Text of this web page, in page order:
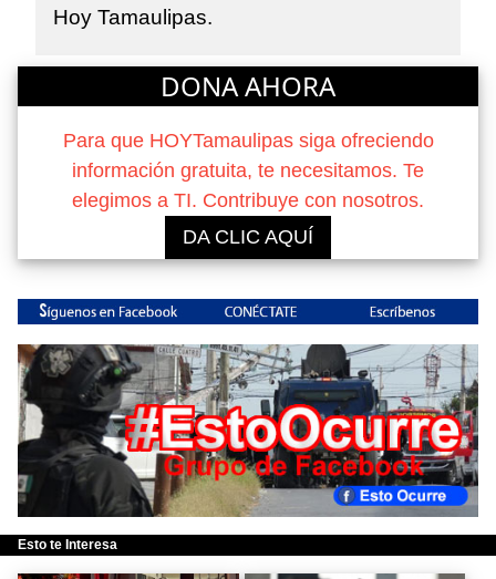
Hoy Tamaulipas.
DONA AHORA
Para que HOYTamaulipas siga ofreciendo
información gratuita, te necesitamos. Te
elegimos a TI. Contribuye con nosotros.
DA CLIC AQUÍ
Esto te Interesa